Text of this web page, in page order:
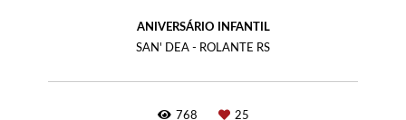
ANIVERSÁRIO INFANTIL
SAN' DEA - ROLANTE RS
768 25